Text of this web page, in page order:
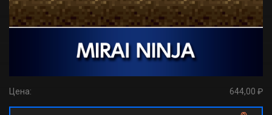
Цена: 644,00 ₽